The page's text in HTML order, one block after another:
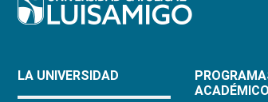
LA UNIVERSIDAD